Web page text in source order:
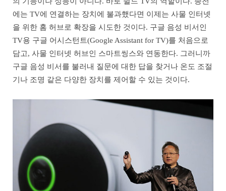
에는 TV에 연결하는 장치에 불과했다면 이제는 사물 인터넷
을 위한 홈 허브로 확장을 시도한 것이다. 구글 음성 비서인
TV용 구글 어시스턴트(Google Assistant for TV)를 처음으로
담고, 사물 인터넷 허브인 스마트씽스와 연동한다. 그러니까
구글 음성 비서를 불러내 질문에 대한 답을 찾거나 온도 조절
기나 조명 같은 다양한 장치를 제어할 수 있는 것이다.